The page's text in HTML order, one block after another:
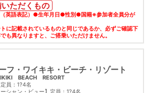
ただくもの
英語表記）●生年月日●性別●国籍※参加者全員分が
に記載されているものと同じであるか、必ずご確認下
も異なりますと、ご搭乗いただけません。
フ・ワイキキ・ビーチ・リゾート
BEACH RESORT
員：1?4名
シャン・ビュー】定員：1?4名